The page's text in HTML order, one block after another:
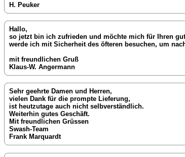
H. Peuker
Hallo,
so jetzt bin ich zufrieden und möchte mich für Ihren
werde ich mit Sicherheit des öfteren besuchen, um
mit freundlichen Gruß
Klaus-W. Angermann
Sehr geehrte Damen und Herren,
vielen Dank für die prompte Lieferung,
ist heutzutage auch nicht selbverständlich.
Weiterhin gutes Geschäft.
Mit freundlichen Grüssen
Swash-Team
Frank Marquardt